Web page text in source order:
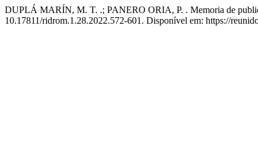
DUPLÁ MARÍN, M. T. .; PANERO ORIA, P. . Memoria de
10.17811/ridrom.1.28.2022.572-601. Disponível em: https://